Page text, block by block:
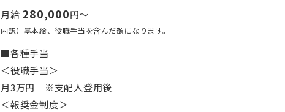
月給 280,000円〜
内訳）基本給、役職手当を含んだ額になります。
■各種手当
＜役職手当＞
月3万円 ※支配人登用後
＜報奨金制度＞